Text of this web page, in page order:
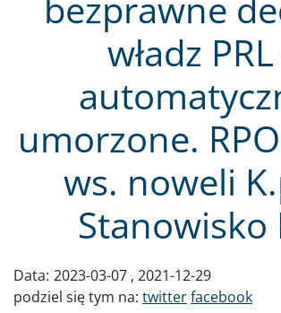
władz
umorzone.
ws. noweli
Stanowisko
Data: 2023-03-07 2021-12-29
podziel się tym na: twitterfacebook